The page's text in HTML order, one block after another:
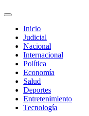
Inicio
Judicial
Nacional
Internacional
Política
Economía
Salud
Deportes
Entretenimiento
Tecnología